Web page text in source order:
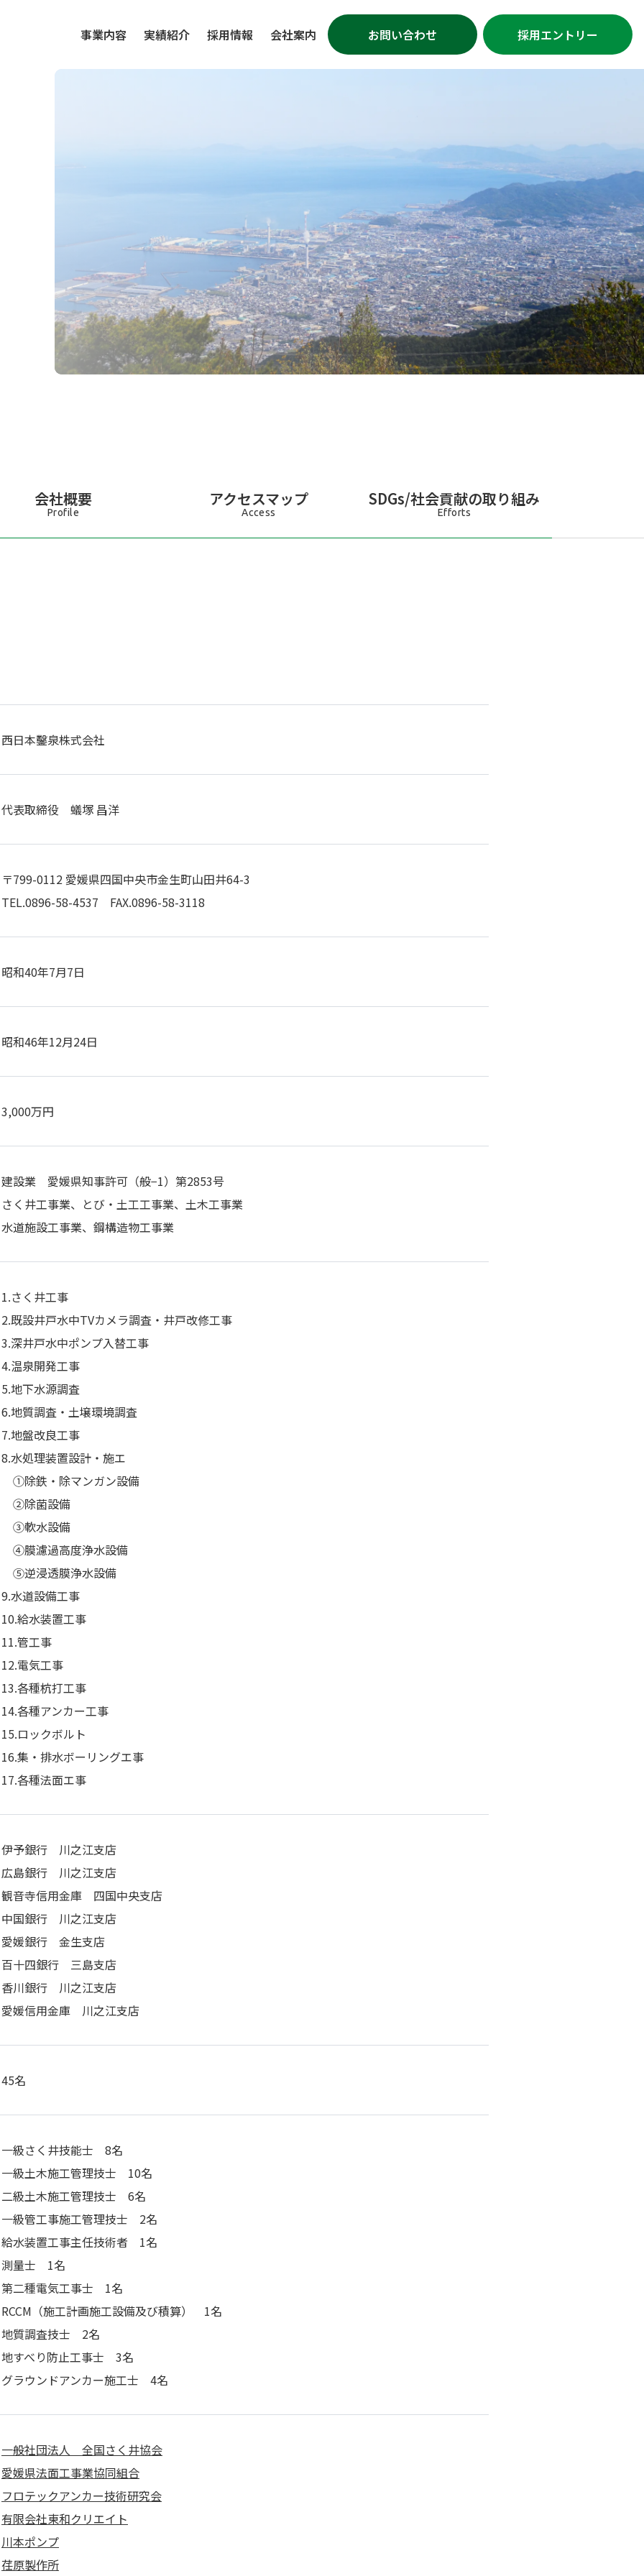
事業内容 実績紹介 採用情報 会社案内 お問い合わせ 採用エントリー
会社概要
Profile
アクセスマップ
Access
SDGs/社会貢献の取り組み
Efforts
西日本鑿泉株式会社
代表取締役 蟻塚 昌洋
〒799-0112 愛媛県四国中央市金生町山田井64-3
TEL.0896-58-4537 FAX.0896-58-3118
昭和40年7月7日
昭和46年12月24日
3,000万円
建設業 愛媛県知事許可（般−1）第2853号
さく井工事業、とび・土工工事業、土木工事業
水道施設工事業、鋼構造物工事業
1.さく井工事
2.既設井戸水中TVカメラ調査・井戸改修工事
3.深井戸水中ポンプ入替工事
4.温泉開発工事
5.地下水源調査
6.地質調査・土壌環境調査
7.地盤改良工事
8.水処理装置設計・施エ
①除鉄・除マンガン設備
②除菌設備
③軟水設備
④膜濾過高度浄水設備
⑤逆浸透膜浄水設備
9.水道設備工事
10.給水装置工事
11.管工事
12.電気工事
13.各種杭打工事
14.各種アンカー工事
15.ロックボルト
16.集・排水ボーリングエ事
17.各種法面エ事
伊予銀行 川之江支店
広島銀行 川之江支店
観音寺信用金庫 四国中央支店
中国銀行 川之江支店
愛媛銀行 金生支店
百十四銀行 三島支店
香川銀行 川之江支店
愛媛信用金庫 川之江支店
45名
一級さく井技能士 8名
一級土木施工管理技士 10名
二級土木施工管理技士 6名
一級管工事施工管理技士 2名
給水装置工事主任技術者 1名
測量士 1名
第二種電気工事士 1名
RCCM（施工計画施工設備及び積算） 1名
地質調査技士 2名
地すべり防止工事士 3名
グラウンドアンカー施工士 4名
一般社団法人 全国さく井協会
愛媛県法面工事業協同組合
フロテックアンカー技術研究会
有限会社東和クリエイト
川本ポンプ
荏原製作所